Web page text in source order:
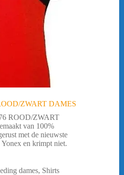
ZWART DAMES
ROOD/ZWART
van 100%
met de nieuwste
en krimpt niet.
dames, Shirts